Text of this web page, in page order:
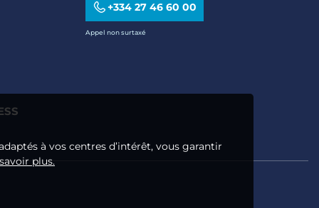
+334 27 46 60 00
Appel non surtaxé
à vos centres d’intérêt, vous garantir
plus.